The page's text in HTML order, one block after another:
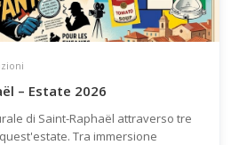
– Estate 2026
di Saint-Raphaël attraverso tre
Tra immersione